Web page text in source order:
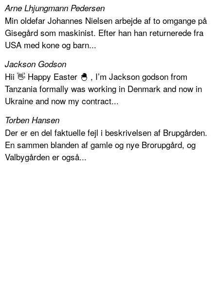
Arne Lhjungmann Pedersen
Min oldefar Johannes Nielsen arbejde af to omgange på
Gisegård som maskinist. Efter han han returnerede fra
USA med kone og barn...
Jackson Godson
Hii 👋 Happy Easter 🐣 , I’m Jackson godson from
Tanzania formally was working in Denmark and now in
Ukraine and now my contract...
Torben Hansen
Der er en del faktuelle fejl i beskrivelsen af Brupgården.
En sammen blanden af gamle og nye Brorupgård, og
Valbygården er også...